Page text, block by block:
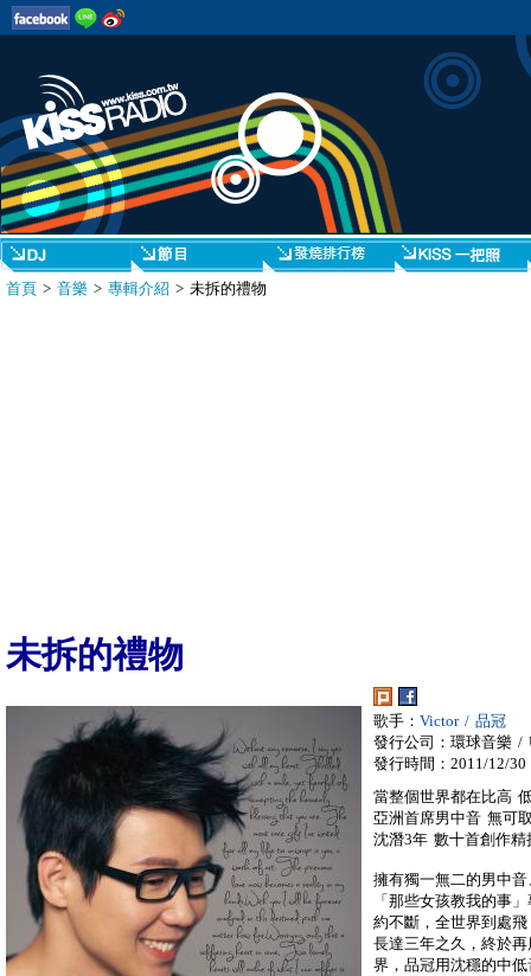
首頁 > 音樂 > 專輯介紹 > 未拆的禮物
未拆的禮物
歌手： Victor / 品冠
發行公司：環球音樂 /
發行時間：2011/12/30
當整個世界都在比高
亞洲首席男中音 無可
沈潛3年 數十首創作
擁有獨一無二的男中
「那些女孩教我的事
約不斷，全世界到處
長達三年之久，終於
界，品冠用沈穩的中